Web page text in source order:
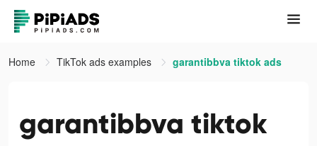
Home TikTok ads examples garantibbva tiktok ads
garantibbva tiktok